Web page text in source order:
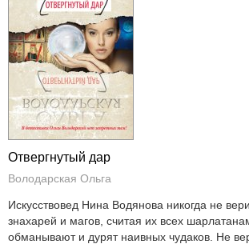
Отвергнутый дар
Володарская Ольга
Искусствовед Нина Водянова никогда не
знахарей и магов, считая их всех
обманывают и дурят наивных чудаков. Не